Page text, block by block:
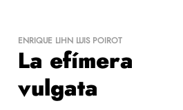
ENRIQUE LIHN LUIS POIROT
La efímera
vulgata